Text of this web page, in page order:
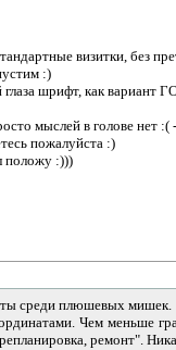
визитки, без
:)
шрифт, как вариант
мыслей в голове нет :(
пожалуйста :)
положу :)))
среди плюшевых мишек.
Чем меньше
ремонт".